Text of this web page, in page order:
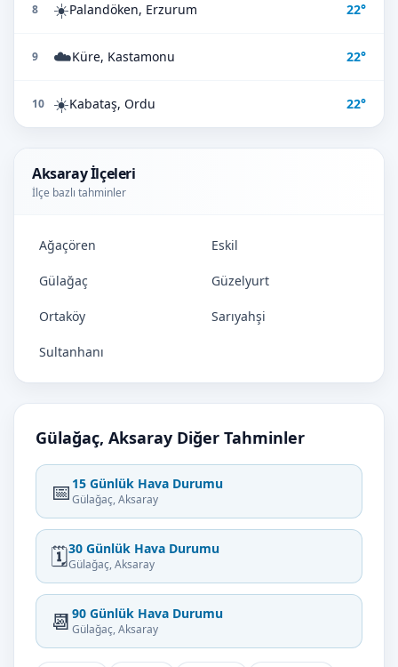
8 ☀️Palandöken, Erzurum 22°
9 ☁️Küre, Kastamonu 22°
10 ☀️Kabataş, Ordu 22°
Aksaray İlçeleri
İlçe bazlı tahminler
Ağaçören Eskil
Gülağaç Güzelyurt
Ortaköy Sarıyahşi
Sultanhanı
Gülağaç, Aksaray Diğer Tahminler
📅 15 Günlük Hava Durumu
Gülağaç, Aksaray
🗓️30 Günlük Hava Durumu
Gülağaç, Aksaray
📆 90 Günlük Hava Durumu
Gülağaç, Aksaray